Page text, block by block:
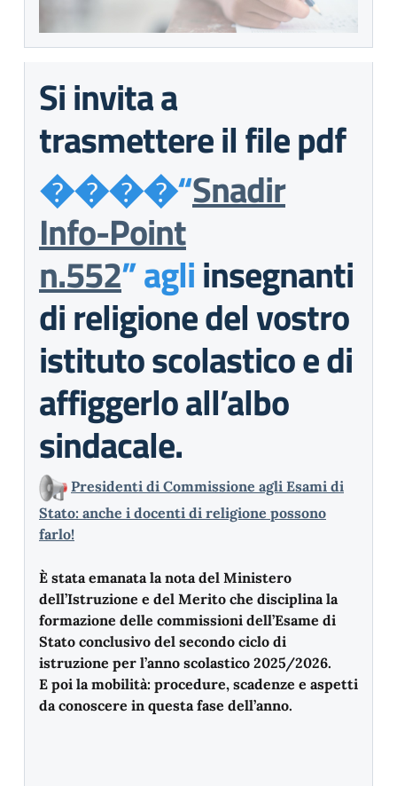
Si invita a
trasmettere il file pdf
����“Snadir
Info-Point
n.552” agliinsegnanti
di religione del vostro
istituto scolastico e di
affiggerlo all’albo
sindacale.
Presidenti di Commissione agli Esami di
Stato: anche i docenti di religione possono
farlo!
È stata emanata la nota del Ministero
dell’Istruzione e del Merito che disciplina la
formazione delle commissioni dell’Esame di
Stato conclusivo del secondo ciclo di
istruzione per l’anno scolastico 2025/2026.
E poi la mobilità: procedure, scadenze e aspetti
da conoscere in questa fase dell’anno.